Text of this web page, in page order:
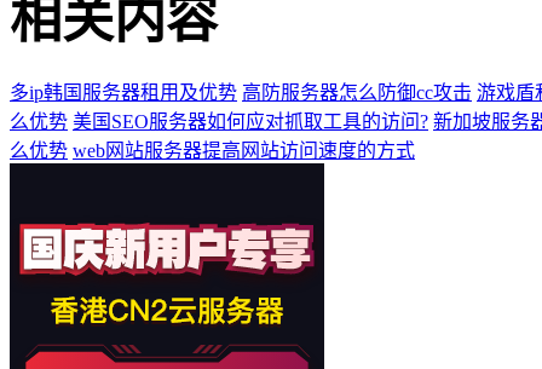
相关内容
多ip韩国服务器租用及优势 高防服务器怎么防御cc攻击 游戏盾
么优势 美国SEO服务器如何应对抓取工具的访问? 新加坡服务
么优势 web网站服务器提高网站访问速度的方式